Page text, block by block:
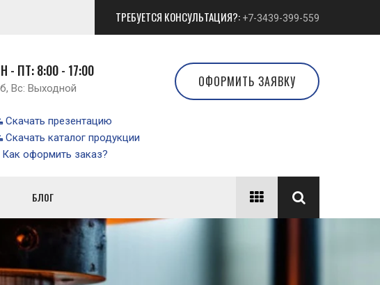
ТРЕБУЕТСЯ КОНСУЛЬТАЦИЯ?: +7-3439-399-559
- ПТ: 8:00 - 17:00
Вс: Выходной
Скачать презентацию
Скачать каталог продукции
Как оформить заказ?
ОФОРМИТЬ ЗАЯВКУ
БЛОГ